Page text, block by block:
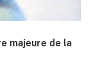
majeure de la